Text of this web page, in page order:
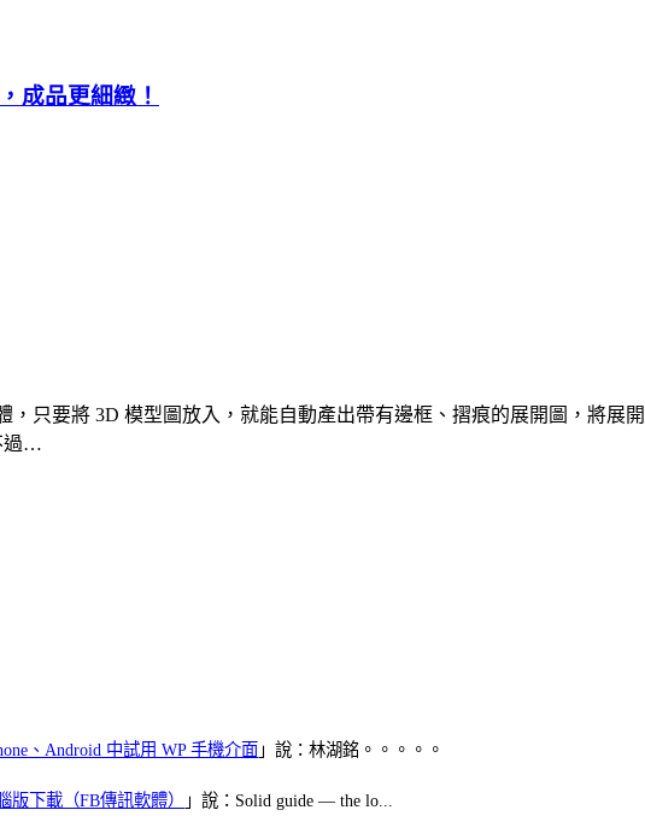
成品更細緻！
，只要將 3D 模型圖放入，就能自動產出帶有邊框、摺痕的展開圖，將
過…
、Android 中試用 WP 手機介面 」說：林湖銘。。。。。
版下載（FB傳訊軟體） 」說：Solid guide — the lo...